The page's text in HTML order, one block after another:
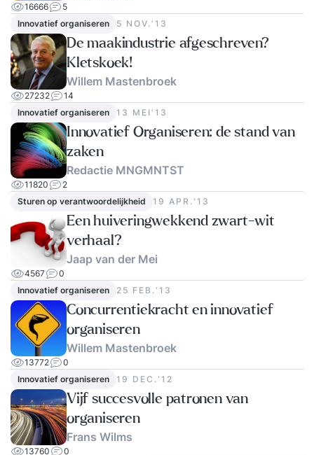
16666
5
Innovatief organiseren
5 NOV.‘13
De maakindustrie afgeschreven?
Kletskoek!
Willem Mastenbroek
27232
14
Innovatief organiseren
13 MEI‘13
Innovatief Organiseren: de stand van
zaken
Redactie MNGMNTST
11820
2
Sturen op verantwoordelijkheid
19 APR.‘13
Een huiveringwekkend zwart-wit
verhaal?
Jaap van der Mei
4567
0
Innovatief organiseren
25 FEB.‘13
Concurrentiekracht en innovatief
organiseren
Willem Mastenbroek
13772
0
Innovatief organiseren
19 DEC.‘12
Vijf succesvolle patronen van
organiseren
Frans Wilms
13760
0